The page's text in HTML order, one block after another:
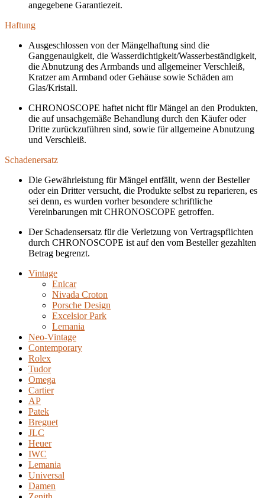
angegebene Garantiezeit.
Haftung
Ausgeschlossen von der Mängelhaftung sind die
Ganggenauigkeit, die Wasserdichtigkeit/Wasserbeständigkeit,
die Abnutzung des Armbands und allgemeiner Verschleiß,
Kratzer am Armband oder Gehäuse sowie Schäden am
Glas/Kristall.
CHRONOSCOPE haftet nicht für Mängel an den Produkten,
die auf unsachgemäße Behandlung durch den Käufer oder
Dritte zurückzuführen sind, sowie für allgemeine Abnutzung
und Verschleiß.
Schadenersatz
Die Gewährleistung für Mängel entfällt, wenn der Besteller
oder ein Dritter versucht, die Produkte selbst zu reparieren, es
sei denn, es wurden vorher besondere schriftliche
Vereinbarungen mit CHRONOSCOPE getroffen.
Der Schadensersatz für die Verletzung von Vertragspflichten
durch CHRONOSCOPE ist auf den vom Besteller gezahlten
Betrag begrenzt.
Vintage
Enicar
Nivada Croton
Porsche Design
Excelsior Park
Lemania
Neo-Vintage
Contemporary
Rolex
Tudor
Omega
Cartier
AP
Patek
Breguet
JLC
Heuer
IWC
Lemania
Universal
Damen